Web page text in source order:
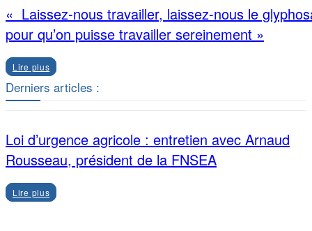
« Laissez-nous travailler, laissez-nous le
pour qu’on puisse travailler sereinement »
Lire plus
Derniers articles :
Loi d’urgence agricole : entretien avec Arnaud
Rousseau, président de la FNSEA
Lire plus